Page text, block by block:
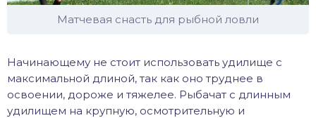
Матчевая снасть для рыбной ловли
Начинающему не стоит использовать удилище с
максимальной длиной, так как оно труднее в
освоении, дороже и тяжелее. Рыбачат с длинным
удилищем на крупную, осмотрительную и